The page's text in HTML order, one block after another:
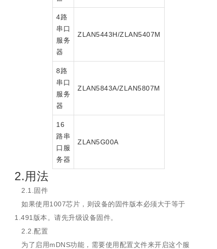
4路
串口
服务
器
ZLAN5443H/ZLAN5407M
8路
串口
服务
器
ZLAN5843A/ZLAN5807M
16
路串
口服
务器
ZLAN5G00A
2.用法
2.1.固件
如果使用1007芯片，则设备的固件版本必须大于等于
1.491版本。请先升级设备固件。
2.2.配置
为了启用mDNS功能，需要使用配置文件来开启这个服